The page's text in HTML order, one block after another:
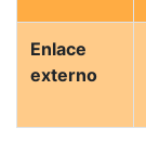
Enlace
externo